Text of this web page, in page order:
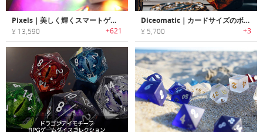
Pixels｜美しく輝くスマートゲーミングダイス「ピクセルズ」
¥ 13,590 +621
Diceomatic｜カードサイズのボタン式サイコロ
¥ 5,700 +3